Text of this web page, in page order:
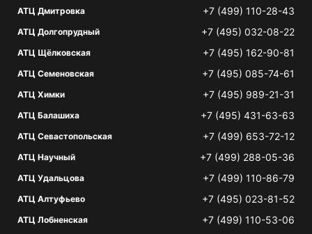
АТЦ Дмитровка +7 (499) 110-28-43
АТЦ Долгопрудный +7 (495) 032-08-22
АТЦ Щёлковская +7 (495) 162-90-81
АТЦ Семеновская +7 (495) 085-74-61
АТЦ Химки +7 (495) 989-21-31
АТЦ Балашиха +7 (495) 431-63-63
АТЦ Севастопольская +7 (499) 653-72-12
АТЦ Научный +7 (499) 288-05-36
АТЦ Удальцова +7 (499) 110-86-79
АТЦ Алтуфьево +7 (495) 023-81-52
АТЦ Лобненская +7 (499) 110-53-06